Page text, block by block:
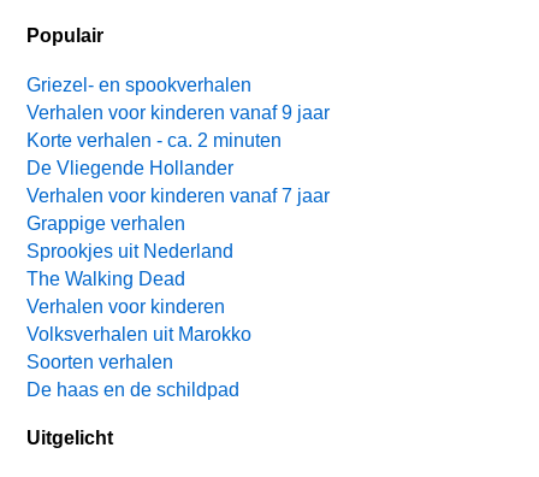
Populair
Griezel- en spookverhalen
Verhalen voor kinderen vanaf 9 jaar
Korte verhalen - ca. 2 minuten
De Vliegende Hollander
Verhalen voor kinderen vanaf 7 jaar
Grappige verhalen
Sprookjes uit Nederland
The Walking Dead
Verhalen voor kinderen
Volksverhalen uit Marokko
Soorten verhalen
De haas en de schildpad
Uitgelicht